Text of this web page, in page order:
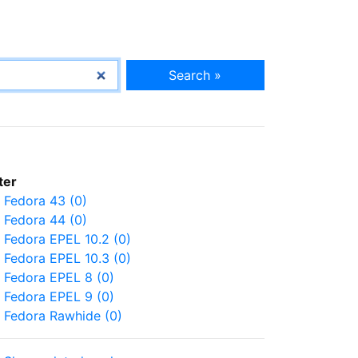
Search »
Fedora 43 (0)
Fedora 44 (0)
Fedora EPEL 10.2 (0)
Fedora EPEL 10.3 (0)
Fedora EPEL 8 (0)
Fedora EPEL 9 (0)
Fedora Rawhide (0)